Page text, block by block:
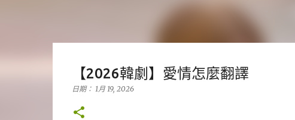
【2026韓劇】愛情怎麼翻譯
日期： 1月 19, 2026